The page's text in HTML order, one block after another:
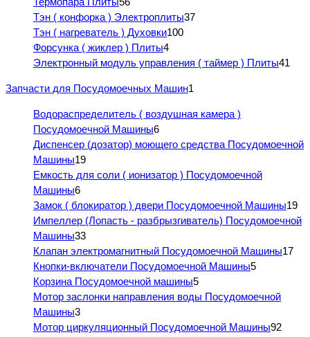
Тэн ( конфорка ) Электроплиты37
Тэн ( нагреватель ) Духовки100
Форсунка ( жиклер ) Плиты4
Электронный модуль управления ( таймер ) Плиты41
Запчасти для Посудомоечных Машин1
Водораспределитель ( воздушная камера )
Посудомоечной Машины6
Диспенсер (дозатор) моющего средства Посудомоечной
Машины19
Емкость для соли ( ионизатор ) Посудомоечной
Машины6
Замок ( блокиратор ) двери Посудомоечной Машины19
Импеллер (Лопасть - разбрызгиватель) Посудомоечной
Машины33
Клапан электромагнитный Посудомоечной Машины17
Кнопки-включатели Посудомоечной Машины5
Корзина Посудомоечной машины5
Мотор заслонки направления воды Посудомоечной
Машины3
Мотор циркуляционный Посудомоечной Машины92